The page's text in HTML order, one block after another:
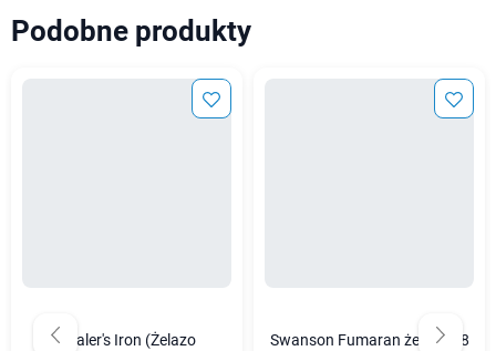
Podobne produkty
Vitaler's Iron (Żelazo
Swanson Fumaran żelaza 18